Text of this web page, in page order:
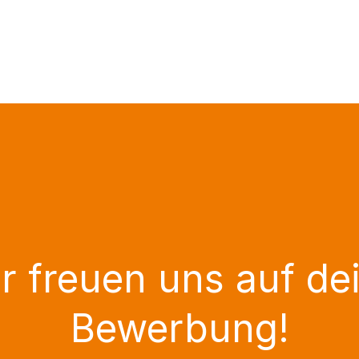
freuen uns auf
Bewerbung!